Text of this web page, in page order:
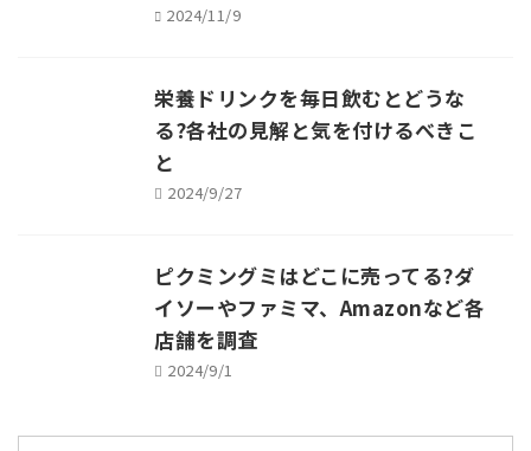
2024/11/9
栄養ドリンクを毎日飲むとどうな
る?各社の見解と気を付けるべきこ
と
2024/9/27
ピクミングミはどこに売ってる?ダ
イソーやファミマ、Amazonなど各
店舗を調査
2024/9/1